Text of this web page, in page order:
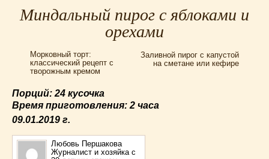
Для мультиварки Филипс
Запеканки(25)
Испанская кухня(2)
Итальянская кухня
Картошка(32)
Каши (24)
Кексы(43)
Китайская кухня(15)
Миндальный пирог с яблоками и
орехами
Морковный торт:
классический рецепт с
творожным кремом
Заливной пирог с капустой
на сметане или кефире
Порций: 24 кусочка
Время приготовления: 2 часа
09.01.2019 г.
Любовь Першакова
Журналист и хозяйка с